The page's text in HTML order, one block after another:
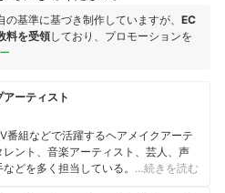
基準に基づき制作していますが、 EC
料を受領しており、プロモーションを
ーティスト
番組などで活躍するヘアメイクアーテ
レント、音楽アーティスト、芸人、声
どを多く担当している。10代の頃か
…続きを読む